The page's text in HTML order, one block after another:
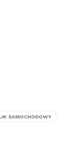
SAMOCHODOWY